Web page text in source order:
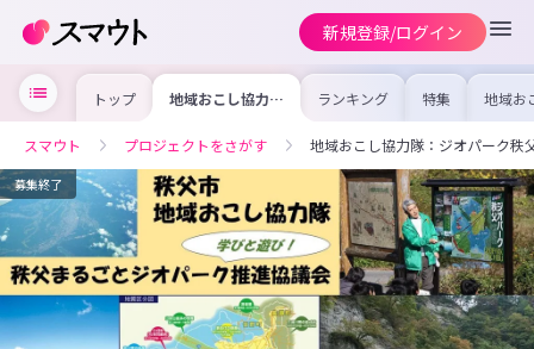
新規登録/ログイン
トップ 地域おこし協力
隊：ジオパーク秩
び！
ランキング 特集 地域お
の求
を集め
事内容
を比
合った
けよう
スマウト プロジェクトをさがす 地域おこし協力隊：ジオパーク
募集終了